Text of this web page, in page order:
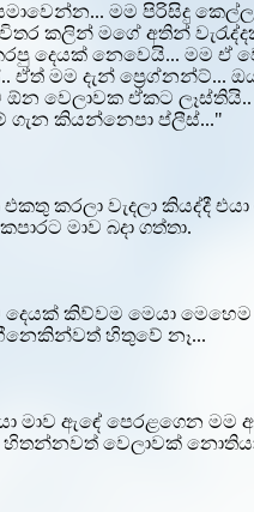
මම පිරිසිදු
කලින් මගේ අතින්
දෙයක් නෙවෙයි... මම ඒ
ඒත් මම දැන් ප්‍රෙග්නන්ට්...
ඕන වෙලාවක ඒකට
ගැන කියන්නෙපා ප්ලීස්..."
කරලා වැදලා කියද්දී
මාව බදා ගත්තා.
කිව්වම මෙයා
හිතුවේ නෑ...
මාව ඇඳේ පෙරළගෙන මම
හිතන්නවත් වෙලාවක්